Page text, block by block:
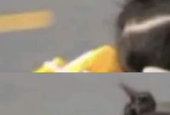
任何一次编辑：Delt
一次操作，...
。 与亚马逊、Alpha
科技巨头相比，Spa
引人瞩目。然而，支
现出截然不同的面
主要依托充沛的经
agent；Muse Spark
模型。一句话概括：
dev.meta.ai/install.
项目里自动规划、写
工具。 据介绍，Muse
用知识图谱校
拥有全局视野。整个
：建图 → 控制难度